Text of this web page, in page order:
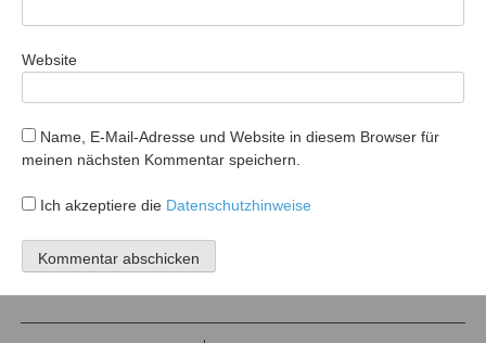
Website
Name, E-Mail-Adresse und Website in diesem Browser für
meinen nächsten Kommentar speichern.
Ich akzeptiere die Datenschutzhinweise